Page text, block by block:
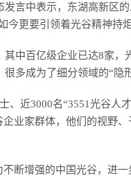
言中表示，东湖高新区
今更要引领着光谷精神持
中百亿级企业已达8家，
多成为了细分领域的“隐
近3000名“3551光谷人
业家群体，他们的视野
断增强的中国光谷，进